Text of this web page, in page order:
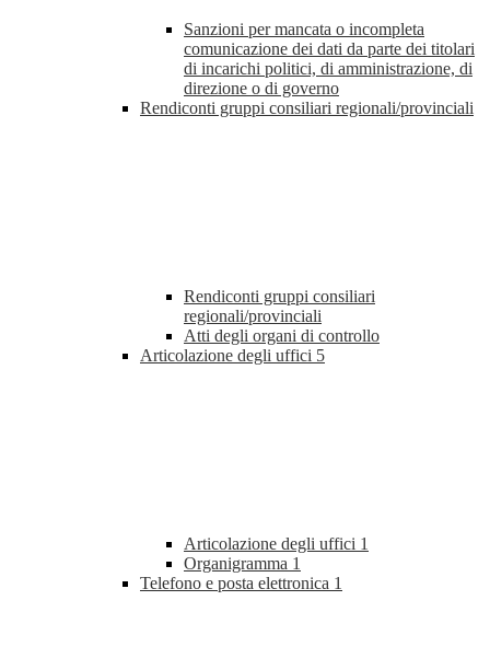
Sanzioni per mancata o incompleta
comunicazione dei dati da parte dei titolari
di incarichi politici, di amministrazione, di
direzione o di governo
Rendiconti gruppi consiliari regionali/provinciali
Rendiconti gruppi consiliari
regionali/provinciali
Atti degli organi di controllo
Articolazione degli uffici 5
Articolazione degli uffici 1
Organigramma 1
Telefono e posta elettronica 1